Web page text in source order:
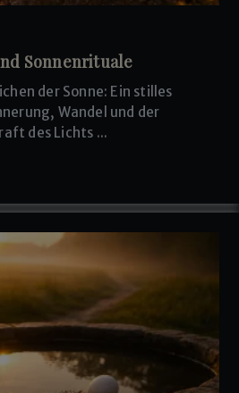
Sonnenrituale
der Sonne: Ein stilles
Wandel und der
des Lichts ...